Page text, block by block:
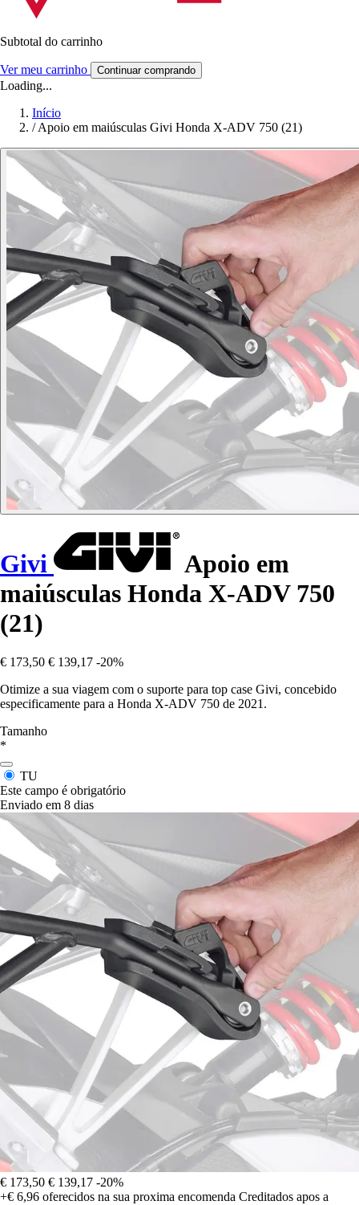
Subtotal do carrinho
Ver meu carrinho Continuar comprando
Loading...
Início
/Apoio em maiúsculas Givi Honda X-ADV 750 (21)
Givi
Apoio em
maiúsculas Honda X-ADV 750
(21)
€ 173,50 € 139,17 -20%
Otimize a sua viagem com o suporte para top case Givi, concebido
especificamente para a Honda X-ADV 750 de 2021.
Tamanho
*
TU
Este campo é obrigatório
Enviado em 8 dias
€ 173,50 € 139,17 -20%
+€ 6,96 oferecidos na sua proxima encomenda Creditados apos a